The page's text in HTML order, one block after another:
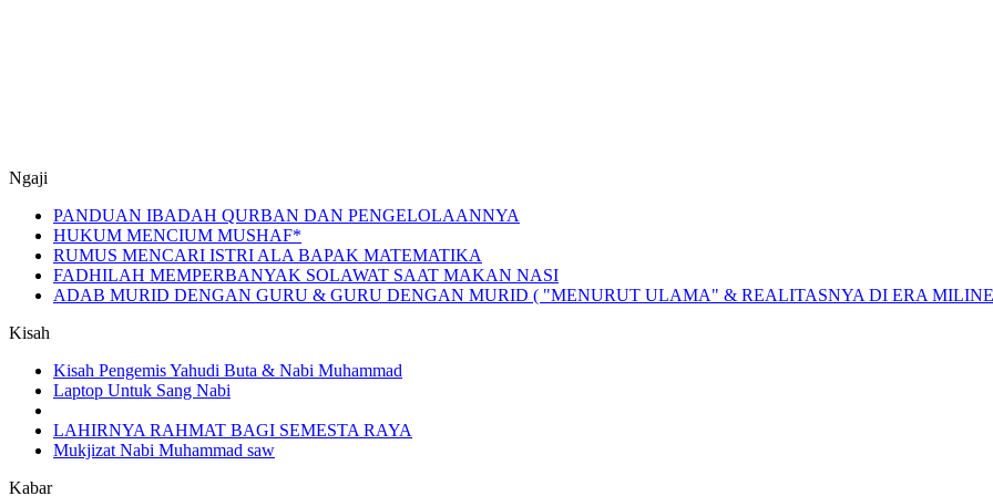
Ngaji
PANDUAN IBADAH QURBAN DAN PENGELOLAANNYA
HUKUM MENCIUM MUSHAF*
RUMUS MENCARI ISTRI ALA BAPAK MATEMATIKA
FADHILAH MEMPERBANYAK SOLAWAT SAAT MAKAN NASI
ADAB MURID DENGAN GURU & GURU DENGAN MURID ( "MENURUT ULAMA" & REALITASNYA DI ERA
Kisah
Kisah Pengemis Yahudi Buta & Nabi Muhammad
Laptop Untuk Sang Nabi
LAHIRNYA RAHMAT BAGI SEMESTA RAYA
Mukjizat Nabi Muhammad saw
Kabar